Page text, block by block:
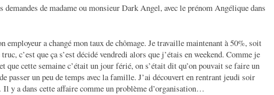
demandes de madame ou monsieur Dark Angel, avec le prénom Angélique dans
employeur a changé mon taux de chômage. Je travaille maintenant à 50%, soit
c’est que ça s’est décidé vendredi alors que j’étais en weekend. Comme je
que cette semaine c’était un jour férié, on s’était dit qu’on pouvait se faire un
passer un peu de temps avec la famille. J’ai découvert en rentrant jeudi soir
y a dans cette affaire comme un problème d’organisation…